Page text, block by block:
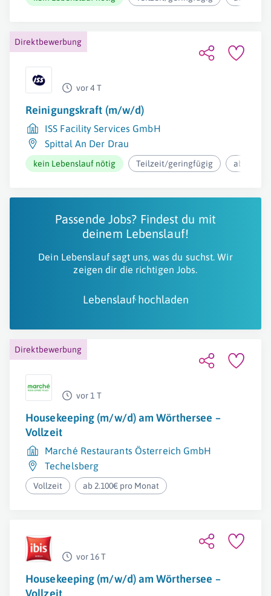
Direktbewerbung
vor 4 T
Reinigungskraft (m/w/d)
ISS Facility Services GmbH
Spittal An Der Drau
kein Lebenslauf nötig Teilzeit/geringfügig ab
Passende Jobs? Findest du mit
deinem Lebenslauf!
Dein Lebenslauf sagt uns, was du suchst. Wir
zeigen dir die richtigen Jobs.
Lebenslauf hochladen
Direktbewerbung
vor 1 T
Housekeeping (m/w/d) am Wörthersee –
Vollzeit
Marché Restaurants Österreich GmbH
Techelsberg
Vollzeit ab 2.100€ pro Monat
vor 16 T
Housekeeping (m/w/d) am Wörthersee –
Vollzeit